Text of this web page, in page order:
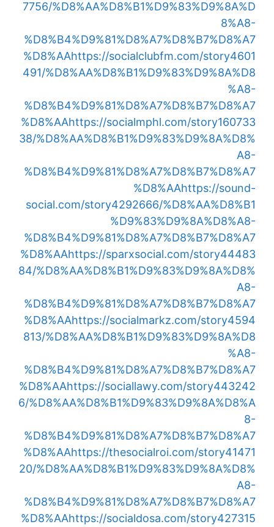
7756/%D8%AA%D8%B1%D9%83%D9%8A%D
8%A8-
%D8%B4%D9%81%D8%A7%D8%B7%D8%A7
%D8%AAhttps://socialclubfm.com/story4601
491/%D8%AA%D8%B1%D9%83%D9%8A%D8
%A8-
%D8%B4%D9%81%D8%A7%D8%B7%D8%A7
%D8%AAhttps://socialmphl.com/story160733
38/%D8%AA%D8%B1%D9%83%D9%8A%D8%
A8-
%D8%B4%D9%81%D8%A7%D8%B7%D8%A7
%D8%AAhttps://sound-
social.com/story4292666/%D8%AA%D8%B1
%D9%83%D9%8A%D8%A8-
%D8%B4%D9%81%D8%A7%D8%B7%D8%A7
%D8%AAhttps://sparxsocial.com/story44483
84/%D8%AA%D8%B1%D9%83%D9%8A%D8%
A8-
%D8%B4%D9%81%D8%A7%D8%B7%D8%A7
%D8%AAhttps://socialmarkz.com/story4594
813/%D8%AA%D8%B1%D9%83%D9%8A%D8
%A8-
%D8%B4%D9%81%D8%A7%D8%B7%D8%A7
%D8%AAhttps://sociallawy.com/story443242
6/%D8%AA%D8%B1%D9%83%D9%8A%D8%A
8-
%D8%B4%D9%81%D8%A7%D8%B7%D8%A7
%D8%AAhttps://thesocialroi.com/story41471
20/%D8%AA%D8%B1%D9%83%D9%8A%D8%
A8-
%D8%B4%D9%81%D8%A7%D8%B7%D8%A7
%D8%AAhttps://socialdosa.com/story427315